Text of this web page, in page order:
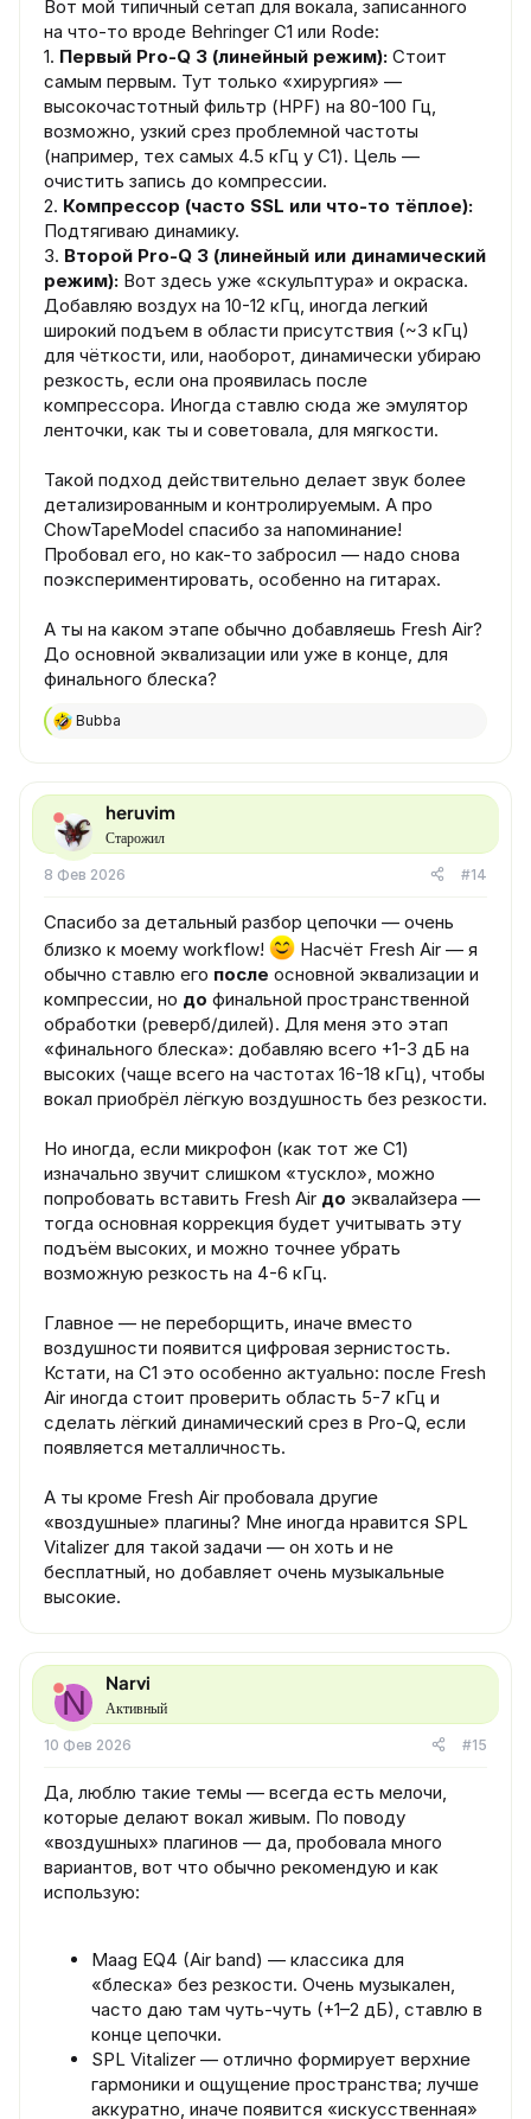
Вот мой типичный сетап для вокала, записанного
на что-то вроде Behringer C1 или Rode:
1. Первый Pro-Q 3 (линейный режим): Стоит
самым первым. Тут только «хирургия» —
высокочастотный фильтр (HPF) на 80-100 Гц,
возможно, узкий срез проблемной частоты
(например, тех самых 4.5 кГц у C1). Цель —
очистить запись до компрессии.
2. Компрессор (часто SSL или что-то тёплое):
Подтягиваю динамику.
3. Второй Pro-Q 3 (линейный или динамический
режим): Вот здесь уже «скульптура» и окраска.
Добавляю воздух на 10-12 кГц, иногда легкий
широкий подъем в области присутствия (~3 кГц)
для чёткости, или, наоборот, динамически убираю
резкость, если она проявилась после
компрессора. Иногда ставлю сюда же эмулятор
ленточки, как ты и советовала, для мягкости.
Такой подход действительно делает звук более
детализированным и контролируемым. А про
ChowTapeModel спасибо за напоминание!
Пробовал его, но как-то забросил — надо снова
поэкспериментировать, особенно на гитарах.
А ты на каком этапе обычно добавляешь Fresh Air?
До основной эквализации или уже в конце, для
финального блеска?
Р
а
к
и
и
Bubba
heruvim
Старожил
8 Фев 2026 #14
Спасибо за детальный разбор цепочки — очень
близко к моему workflow!
Насчёт Fresh Air — я
обычно ставлю его после основной эквализации и
компрессии, но до финальной пространственной
обработки (реверб/дилей). Для меня это этап
«финального блеска»: добавляю всего +1-3 дБ на
высоких (чаще всего на частотах 16-18 кГц), чтобы
вокал приобрёл лёгкую воздушность без резкости.
Но иногда, если микрофон (как тот же C1)
изначально звучит слишком «тускло», можно
попробовать вставить Fresh Air до эквалайзера —
тогда основная коррекция будет учитывать эту
подъём высоких, и можно точнее убрать
возможную резкость на 4-6 кГц.
Главное — не переборщить, иначе вместо
воздушности появится цифровая зернистость.
Кстати, на C1 это особенно актуально: после Fresh
Air иногда стоит проверить область 5-7 кГц и
сделать лёгкий динамический срез в Pro-Q, если
появляется металличность.
А ты кроме Fresh Air пробовала другие
«воздушные» плагины? Мне иногда нравится SPL
Vitalizer для такой задачи — он хоть и не
бесплатный, но добавляет очень музыкальные
высокие.
N
Narvi
Активный
10 Фев 2026 #15
Да, люблю такие темы — всегда есть мелочи,
которые делают вокал живым. По поводу
«воздушных» плагинов — да, пробовала много
вариантов, вот что обычно рекомендую и как
использую:
Maag EQ4 (Air band) — классика для
«блеска» без резкости. Очень музыкален,
часто даю там чуть-чуть (+1–2 дБ), ставлю в
конце цепочки.
SPL Vitalizer — отлично формирует верхние
гармоники и ощущение пространства; лучше
аккуратно, иначе появится «искусственная»